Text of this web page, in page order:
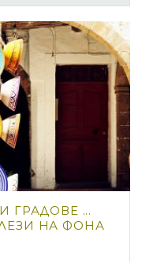
ГРАДОВЕ ...
НА ФОНА